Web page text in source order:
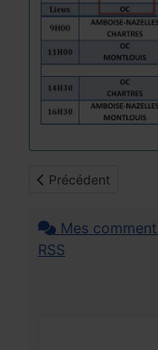
Article précédent :
Précédent
Mes
RSS